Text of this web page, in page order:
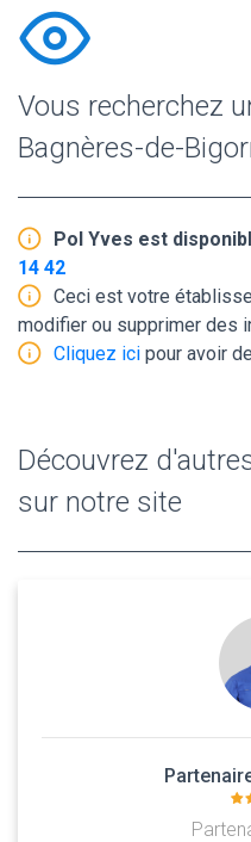
Vous recherchez
Bagnères-de-
Pol Yves est
14 42
Ceci est votre
modifier ou supprimer des
Cliquez ici pour avoir
Découvrez
sur notre site